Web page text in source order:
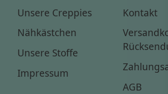
Unsere Creppies
Nähkästchen
Unsere Stoffe
Impressum
Kontakt
AGB